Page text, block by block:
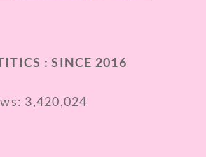
: SINCE 2016
3,420,024